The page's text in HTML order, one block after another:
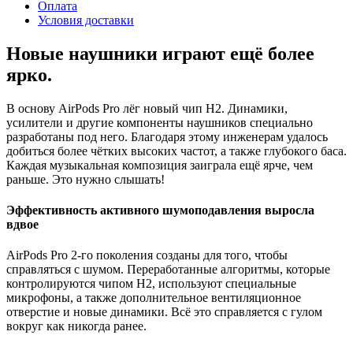
Оплата
Условия доставки
Новые наушники играют ещё более
ярко.
В основу AirPods Pro лёг новый чип H2. Динамики,
усилители и другие компоненты наушников специально
разработаны под него. Благодаря этому инженерам удалось
добиться более чётких высоких частот, а также глубокого баса.
Каждая музыкальная композиция заиграла ещё ярче, чем
раньше. Это нужно слышать!
Эффективность активного шумоподавления выросла
вдвое
AirPods Pro 2-го поколения созданы для того, чтобы
справляться с шумом. Переработанные алгоритмы, которые
контролируются чипом H2, используют специальные
микрофоны, а также дополнительное вентиляционное
отверстие и новые динамики. Всё это справляется с гулом
вокруг как никогда ранее.